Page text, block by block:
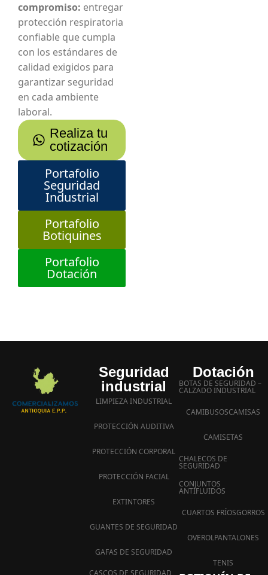
compromiso: entregar
protección respiratoria
confiable que cumpla
con los estándares de
calidad exigidos para
garantizar seguridad
en cada ambiente
laboral.
Realiza tu
cotización
Portafolio
Seguridad
Industrial
Portafolio
Botiquines
Portafolio
Dotación
Seguridad
industrial
LIMPIEZA INDUSTRIAL
PROTECCIÓN AUDITIVA
PROTECCIÓN CORPORAL
PROTECCIÓN FACIAL
EXTINTORES
GUANTES DE SEGURIDAD
GAFAS DE SEGURIDAD
Dotación
BOTAS DE SEGURIDAD –
CALZADO INDUSTRIAL
CAMIBUSOSCAMISAS
CAMISETAS
CHALECOS DE
SEGURIDAD
CONJUNTOS
ANTIFLUIDOS
CUARTOS FRÍOSGORROS
OVEROLPANTALONES
TENIS